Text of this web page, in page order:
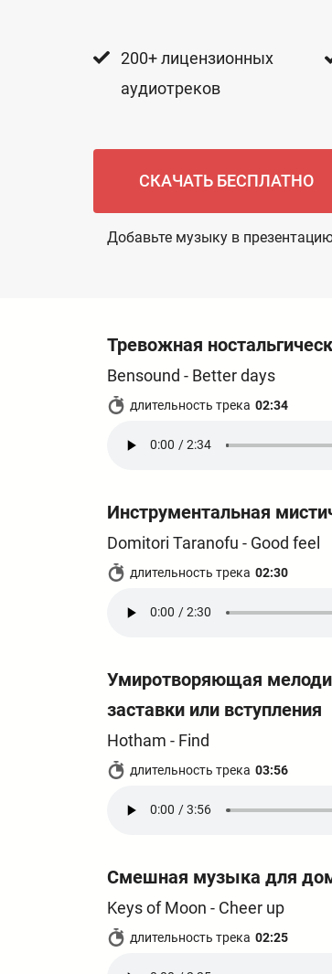
200+ лицензионных
аудиотреков
СКАЧАТЬ БЕСПЛАТНО
Добавьте музыку в
Тревожная
Bensound - Better days
длительность трека 02:34
Инструментальная
Domitori Taranofu - Good feel
длительность трека 02:30
Умиротворяющая
заставки или вступления
Hotham - Find
длительность трека 03:56
Смешная музыка для
Keys of Moon - Cheer up
длительность трека 02:25